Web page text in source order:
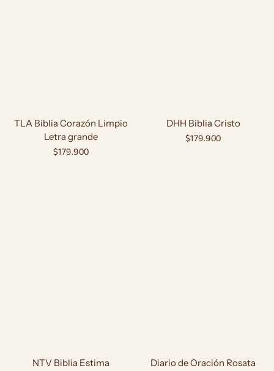
TLA Biblia Corazón Limpio
Letra grande
Precio
$179.900
DHH Biblia Cristo
Precio
$179.900
NTV Biblia Estima Diario de Oración Rosata